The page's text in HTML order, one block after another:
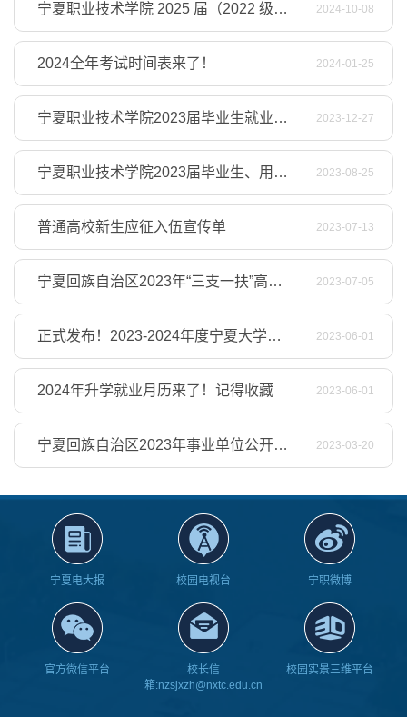
宁夏职业技术学院 2025 届（2022 级）毕业生求职创业补贴拟发放名单（共计 815 人） 2024-10-08
2024全年考试时间表来了！ 2024-01-25
宁夏职业技术学院2023届毕业生就业质量年度报告 2023-12-27
宁夏职业技术学院2023届毕业生、用人单位调查通知 2023-08-25
普通高校新生应征入伍宣传单 2023-07-13
宁夏回族自治区2023年“三支一扶”高校毕业生招募公告 2023-07-05
正式发布！2023-2024年度宁夏大学生志愿服务西部计划考试招募公告 2023-06-01
2024年升学就业月历来了！记得收藏 2023-06-01
宁夏回族自治区2023年事业单位公开招聘工作人员公告 2023-03-20
宁夏电大报 校园电视台 宁职微博
官方微信平台
校长信
箱:nzsjxzh@nxtc.edu.cn
校园实景三维平台